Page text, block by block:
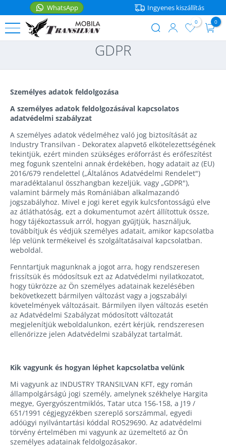
WhatsApp Ingyenes kiszállítás
User
0 0
GDPR
Személyes adatok feldolgozása
A személyes adatok feldolgozásával kapcsolatos
adatvédelmi szabályzat
A személyes adatok védelméhez való jog biztosítását az
Industry Transilvan - Dekoratex alapvető elkötelezettségének
tekintjük, ezért minden szükséges erőforrást és erőfeszítést
meg fogunk szentelni annak érdekében, hogy adatait az (EU)
2016/679 rendelettel („Általános Adatvédelmi Rendelet")
maradéktalanul összhangban kezeljük. vagy „GDPR"),
valamint bármely más Romániában alkalmazandó
jogszabályhoz. Mivel e jogi keret egyik kulcsfontosságú elve
az átláthatóság, ezt a dokumentumot azért állítottuk össze,
hogy tájékoztassuk arról, hogyan gyűjtjük, használjuk,
továbbítjuk és védjük személyes adatait, amikor kapcsolatba
lép velünk termékeivel és szolgáltatásaival kapcsolatban.
weboldal.
Fenntartjuk magunknak a jogot arra, hogy rendszeresen
frissítsük és módosítsuk ezt az Adatvédelmi nyilatkozatot,
hogy tükrözze az Ön személyes adatainak kezelésében
bekövetkezett bármilyen változást vagy a jogszabályi
követelmények változásait. Bármilyen ilyen változás esetén
az Adatvédelmi Szabályzat módosított változatát
megjelenítjük weboldalunkon, ezért kérjük, rendszeresen
ellenőrizze jelen Adatvédelmi szabályzat tartalmát.
Kik vagyunk és hogyan léphet kapcsolatba velünk
Mi vagyunk az INDUSTRY TRANSILVAN KFT, egy román
állampolgárságú jogi személy, amelynek székhelye Hargita
megye, Gyergyószentmiklós, Tatar utca 156-158, a J19 /
651/1991 cégjegyzékben szereplő sorszámmal, egyedi
adóügyi nyilvántartási kóddal RO529690. Az adatvédelmi
törvény értelmében mi vagyunk az üzemeltető az Ön
személyes adatainak feldolgozásakor.
ágy
Franciaágyak
Emeletes
ágyak
Gyerekágyak
Babaágyak
Polcok
Asztalok
Székek
Konyhai
sarokülők
Tárolódobozok
Ágy
alatti
Cipőtartók
Kerti
bútorok
Gyetekbútorok
Vitrinek
Könyvespolcok
Komódok
KIEGÉSZÍTŐK
kiegészítők
Otthoni
dekoráció
Matracok
Ágyneműk
Textil
kiegészítők
Oglinzi
Bútor
kiegészítők
Ágy
kiegészítők
Cuiere
Kordonoszlop
WhatsApp